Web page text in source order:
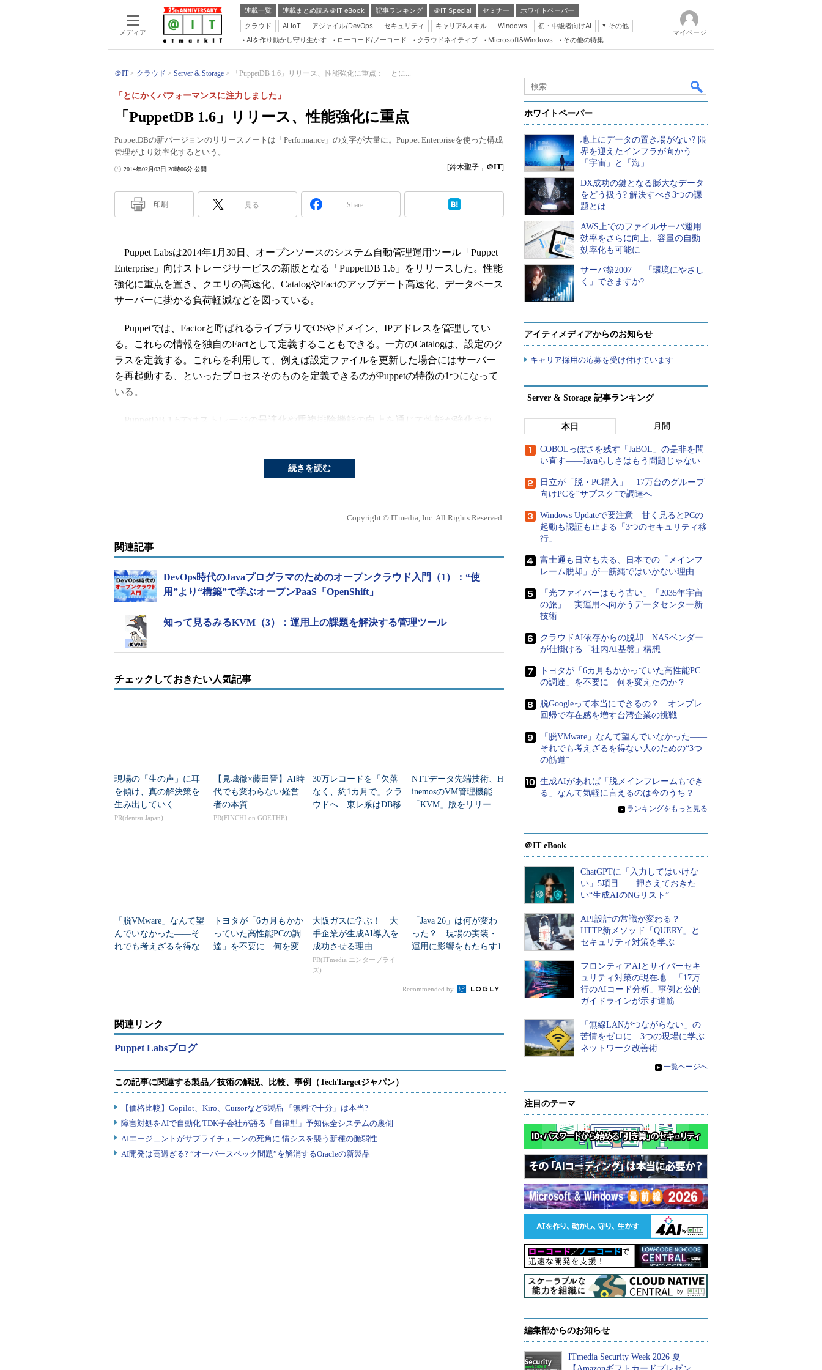
メディア
連載一覧 連載まとめ読み＠IT eBook 記事ランキング ＠IT Special セミナー
ホワイトペーパー
クラウド
AI IoT アジャイル/DevOps セキュリティ キャリア&スキル Windows 初・中級者向けAI
その他
Server & Storage
Database Expert
Linux ＆ OSS
Master of IP Network
Security & Trust
ブログ
AIを作り動かし守り生かす ローコード/ノーコード クラウドネイティブ Microsoft&Windows その他の特集
マイページ
＠IT クラウド Server & Storage 「PuppetDB 1.6」リリース、性能強化に重点：「とに...
「PuppetDB 1.6」リリース、性能強化に重点
「とにかくパフォーマンスに注力しました」
PuppetDBの新バージョンのリリースノートは「Performance」の文字が大量に。Puppet Enterpriseを使った構成
管理がより効率化するという。
2014年02月03日 20時06分 公開 [鈴木聖子， ＠IT]
印刷 見る Share
Puppet Labsは2014年1月30日、オープンソースのシステム自動管理運用ツール「Puppet
Enterprise」向けストレージサービスの新版となる「PuppetDB 1.6」をリリースした。性能
強化に重点を置き、クエリの高速化、CatalogやFactのアップデート高速化、データベース
サーバーに掛かる負荷軽減などを図っている。
Puppetでは、Factorと呼ばれるライブラリでOSやドメイン、IPアドレスを管理してい
る。これらの情報を独自のFactとして定義することもできる。一方のCatalogは、設定のク
ラスを定義する。これらを利用して、例えば設定ファイルを更新した場合にはサーバー
を再起動する、といったプロセスそのものを定義できるのがPuppetの特徴の1つになって
いる。
PuppetDB 1.6ではストレージの最適化や重複排除機能の向上を通じて性能が強化され
また、従来のバージョンでは変更が検出されたCatalogは新しいCatalogとして別途格納
今回のリリースでは、Factについても同様にデータベースへの書き込み量が98％削減さ
れており、データベースへの負荷軽減、ディスクスペース消費量削減、およびCatalogと
Factのパーシスタンス高速化につなげている。
このほかにも重複排除問題のデバッグ機能強化、リードオンリーのデータベースサポ
ートやストリーミングクエリのサポート、圧縮を通じたパフォーマンスの強化などが盛
り込まれた。
Puppet Labsは、ヴイエムウェア、シスコ・システムズなどから出資を受ける米国のベ
ンチャー企業。2013年1月にはヴイエムウェアから追加出資を受けている。
の機能が豊富な点が特徴になっている。
続きを読む
Copyright © ITmedia, Inc. All Rights Reserved.
関連記事
DevOps時代のJavaプログラマのためのオープンクラウド入門（1）：“使
用”より“構築”で学ぶオープンPaaS「OpenShift」
知って見るみるKVM（3）：運用上の課題を解決する管理ツール
チェックしておきたい人気記事
現場の「生の声」に耳
を傾け、真の解決策を
生み出していく
PR(dentsu Japan)
【見城徹×藤田晋】AI時
代でも変わらない経営
者の本質
PR(FINCHI on GOETHE)
30万レコードを「欠落
なく、約1カ月で」クラ
ウドへ 東レ系はDB移
NTTデータ先端技術、H
inemosのVM管理機能
「KVM」版をリリー
「脱VMware」なんて望
んでいなかった――そ
れでも考えざるを得な
トヨタが「6カ月もかか
っていた高性能PCの調
達」を不要に 何を変
大阪ガスに学ぶ！ 大
手企業が生成AI導入を
成功させる理由
PR(ITmedia エンタープライ
ズ)
「Java 26」は何が変わ
った？ 現場の実装・
運用に影響をもたらす1
Recommended by
関連リンク
Puppet Labsブログ
ホワイトペーパー
地上にデータの置き場がない? 限
界を迎えたインフラが向かう
「宇宙」と「海」
DX成功の鍵となる膨大なデータ
をどう扱う? 解決すべき3つの課
題とは
AWS上でのファイルサーバ運用
効率をさらに向上、容量の自動
効率化も可能に
サーバ祭2007──「環境にやさし
く」できますか?
アイティメディアからのお知らせ
キャリア採用の応募を受け付けています
Server & Storage 記事ランキング
本日 月間
COBOLっぽさを残す「JaBOL」の是非を問
い直す――Javaらしさはもう問題じゃない
日立が「脱・PC購入」 17万台のグループ
向けPCを“サブスク”で調達へ
Windows Updateで要注意 甘く見るとPCの
起動も認証も止まる「3つのセキュリティ移
行」
富士通も日立も去る、日本での「メインフ
レーム脱却」が一筋縄ではいかない理由
「光ファイバーはもう古い」「2035年宇宙
の旅」 実運用へ向かうデータセンター新
技術
クラウドAI依存からの脱却 NASベンダー
が仕掛ける「社内AI基盤」構想
トヨタが「6カ月もかかっていた高性能PC
の調達」を不要に 何を変えたのか？
脱Googleって本当にできるの？ オンプレ
回帰で存在感を増す台湾企業の挑戦
「脱VMware」なんて望んでいなかった――
それでも考えざるを得ない人のための“3つ
の筋道”
生成AIがあれば「脱メインフレームもでき
る」なんて気軽に言えるのは今のうち？
» ランキングをもっと見る
＠IT eBook
ChatGPTに「入力してはいけな
い」5項目――押さえておきた
い“生成AIのNGリスト”
API設計の常識が変わる？
HTTP新メソッド「QUERY」と
セキュリティ対策を学ぶ
フロンティアAIとサイバーセキ
ュリティ対策の現在地 「17万
行のAIコード分析」事例と公的
ガイドラインが示す道筋
「無線LANがつながらない」の
苦情をゼロに 3つの現場に学ぶ
ネットワーク改善術
» 一覧ページへ
注目のテーマ
編集部からのお知らせ
ITmedia Security Week 2026 夏